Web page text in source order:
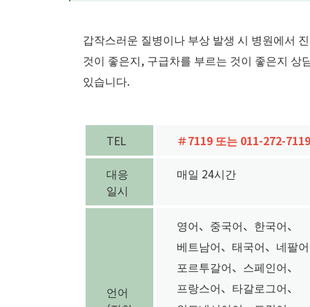
갑작스러운 질병이나 부상 발생 시 병원에서
것이 좋은지, 구급차를 부르는 것이 좋은지 상
있습니다.
TEL
＃7119 또는 011-272-7119
대응
일시
매일 24시간
언어
영어、중국어、한국어、
베트남어、태국어、네팔어
포르투갈어、스페인어、
프랑스어、타갈로그어、